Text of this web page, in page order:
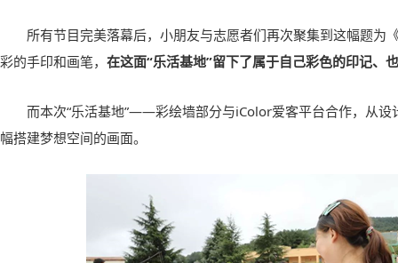
所有节目完美落幕后，小朋友与志愿者们再次聚集到这幅题为
彩的手印和画笔， 在这面“乐活基地”留下了属于自己彩色的印记、
而本次“乐活基地”——彩绘墙部分与iColor爱客平台合作，从设
幅搭建梦想空间的画面。